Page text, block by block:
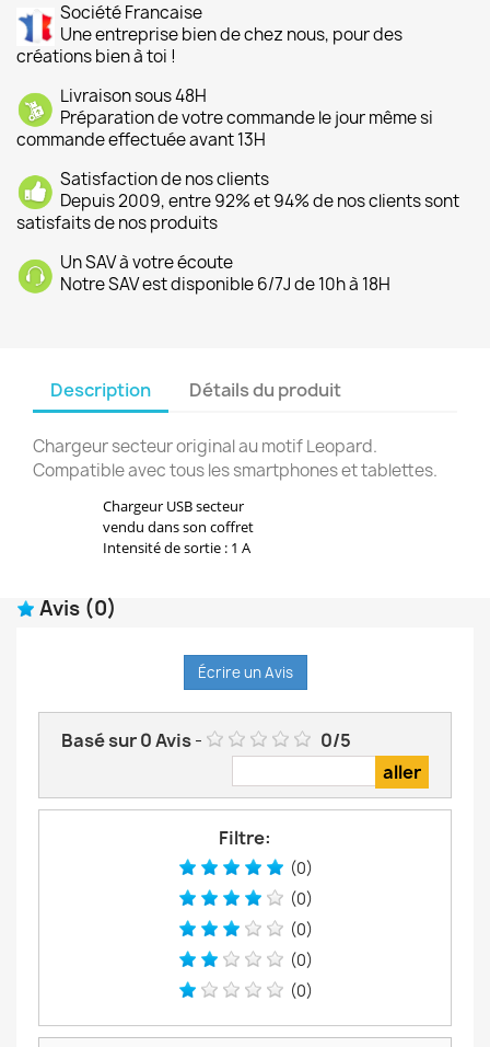
Société Francaise
Une entreprise bien de chez nous, pour des
créations bien à toi !
Livraison sous 48H
Préparation de votre commande le jour même si
commande effectuée avant 13H
Satisfaction de nos clients
Depuis 2009, entre 92% et 94% de nos clients sont
satisfaits de nos produits
Un SAV à votre écoute
Notre SAV est disponible 6/7J de 10h à 18H
Description Détails du produit
Chargeur secteur original au motif Leopard.
Compatible avec tous les smartphones et tablettes.
Chargeur USB secteur
vendu dans son coffret
Intensité de sortie : 1 A
Avis (0)
Écrire un Avis
Basé sur0Avis- 0/5
Filtre:
(0)
(0)
(0)
(0)
(0)